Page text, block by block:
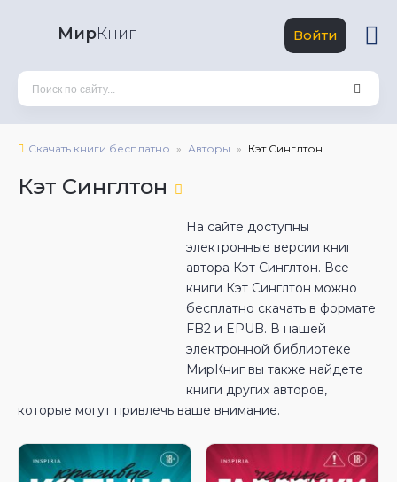
МирКниг Войти
Скачать книги бесплатно Авторы Кэт Синглтон
Кэт Синглтон
На сайте доступны
электронные версии книг
автора Кэт Синглтон. Все
книги Кэт Синглтон можно
бесплатно скачать в формате
FB2 и EPUB. В нашей
электронной библиотеке
МирКниг вы также найдете
книги других авторов,
которые могут привлечь ваше внимание.